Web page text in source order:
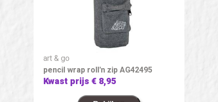
art & go
pencil wrap roll'n zip AG42495
Kwast prijs€ 8,95